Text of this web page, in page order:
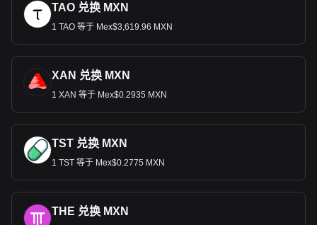
TAO 兑换 MXN
1 TAO 等于 Mex$3,619.96 MXN
XAN 兑换 MXN
1 XAN 等于 Mex$0.2935 MXN
TST 兑换 MXN
1 TST 等于 Mex$0.2775 MXN
THE 兑换 MXN